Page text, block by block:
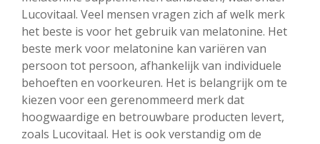
Lucovitaal. Veel mensen vragen zich af welk merk
het beste is voor het gebruik van melatonine. Het
beste merk voor melatonine kan variëren van
persoon tot persoon, afhankelijk van individuele
behoeften en voorkeuren. Het is belangrijk om te
kiezen voor een gerenommeerd merk dat
hoogwaardige en betrouwbare producten levert,
zoals Lucovitaal. Het is ook verstandig om de